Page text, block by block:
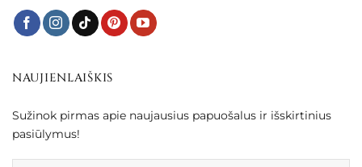
NAUJIENLAIŠKIS
Sužinok pirmas apie naujausius papuošalus ir išskirtinius
pasiūlymus!